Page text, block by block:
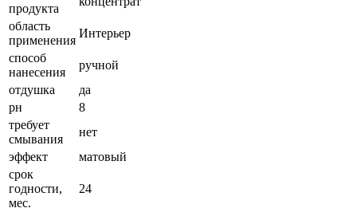
продукта
область
применения
Интерьер
способ
нанесения
ручной
отдушка
да
рн
8
требует
смывания
нет
эффект
матовый
срок
годности,
мес.
24